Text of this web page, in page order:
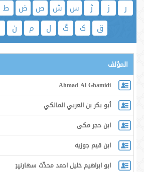
ر
ز ژ س ش ص ض ط
ق
ک گ ل م ن
المؤلف
Ahmad Al-Ghamidi
أبو بكر بن العربي المالكي
ابن حجر مكى
ابن قیم جوزیه
ابو ابراهيم خليل احمد محدِّث سهارنپورى